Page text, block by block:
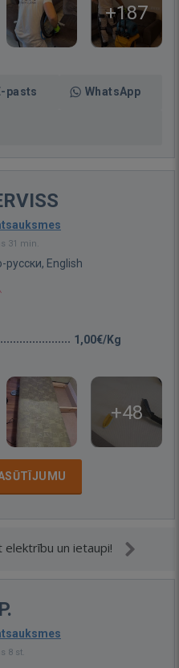
+187
pasts WhatsApp
31 min.
русски, English
1,00€/Kg
+48
elektrību un ietaupi!
8 st.